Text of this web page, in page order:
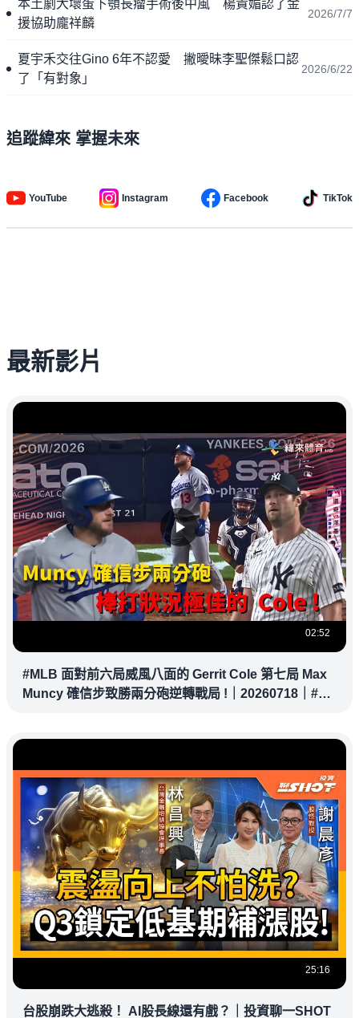
本土劇大壞蛋下顎長瘤手術後中風 楊貴媚認了金
援協助龐祥麟
2026/7/7
夏宇禾交往Gino 6年不認愛 撇曖昧李聖傑鬆口認
了「有對象」
2026/6/22
追蹤緯來 掌握未來
YouTube Instagram Facebook TikTok
最新影片
02:52
#MLB 面對前六局威風八面的 Gerrit Cole 第七局 Max
Muncy 確信步致勝兩分砲逆轉戰局 !｜20260718｜#洛
25:16
台股崩跌大逃殺！ AI股長線還有戲？｜投資聊一SHOT